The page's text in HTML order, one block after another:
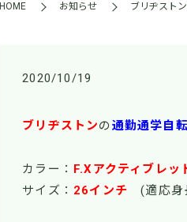
HOME お知らせ ブリヂスト
2020/10/19
ブリヂストンの 通勤通学自
カラー： F.Xアクティブレッ
サイズ： 26インチ (適応身